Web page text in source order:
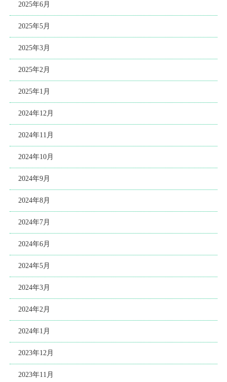
2025年6月
2025年5月
2025年3月
2025年2月
2025年1月
2024年12月
2024年11月
2024年10月
2024年9月
2024年8月
2024年7月
2024年6月
2024年5月
2024年3月
2024年2月
2024年1月
2023年12月
2023年11月